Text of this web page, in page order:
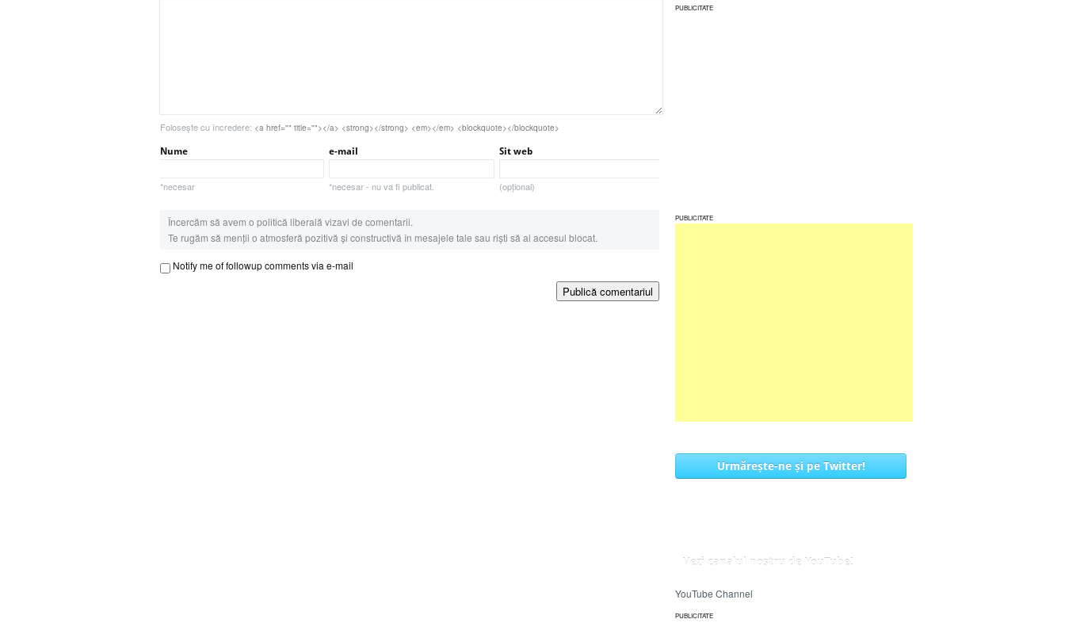
Foloseşte cu încredere: <a href="" title=""></a> <strong></strong> <em></em> <blockquote></blockquote>
Nume
*necesar
e-mail
*necesar - nu va fi publicat.
Sit web
(opțional)
Încercăm să avem o politică liberală vizavi de comentarii.
Te rugăm să menții o atmosferă pozitivă și constructivă în mesajele tale sau riști să ai accesul blocat.
Notify me of followup comments via e-mail
Publică comentariul
PUBLICITATE
PUBLICITATE
Urmărește-ne și pe Twitter!
Vezi canalul nostru de YouTube!
YouTube Channel
PUBLICITATE